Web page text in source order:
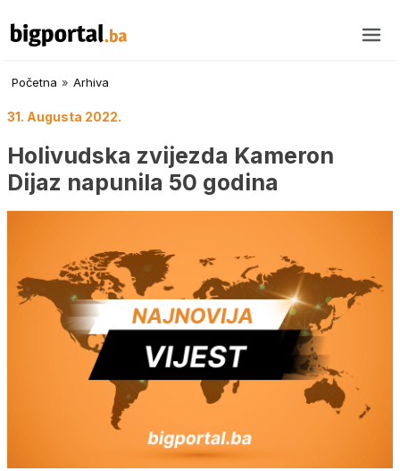
Početna » Arhiva
31. Augusta 2022.
Holivudska zvijezda Kameron
Dijaz napunila 50 godina